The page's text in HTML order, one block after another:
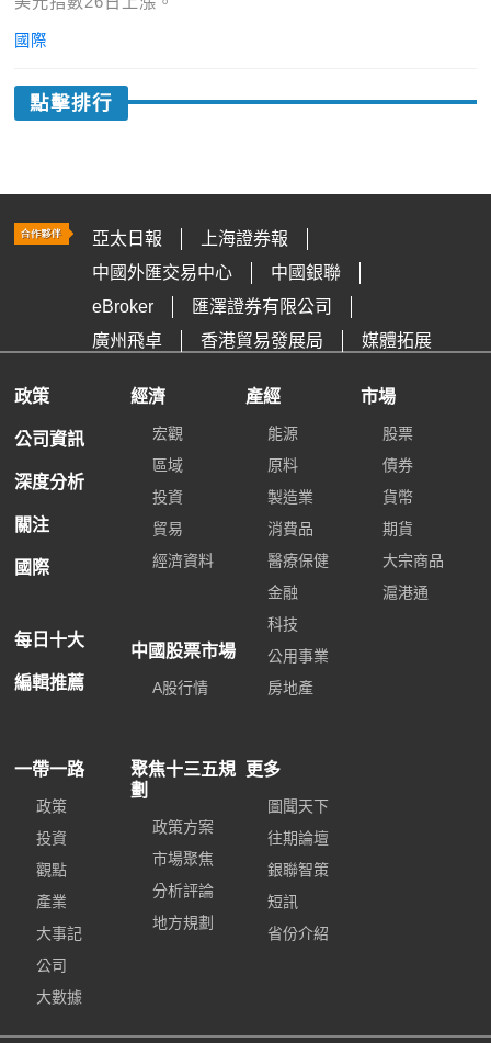
國際
點擊排行
亞太日報
上海證券報
中國外匯交易中心
中國銀聯
eBroker
匯澤證券有限公司
廣州飛卓
香港貿易發展局 媒體拓展
政策
公司資訊
深度分析
關注
國際
每日十大
編輯推薦
經濟
宏觀
區域
投資
貿易
經濟資料
中國股票市場
A股行情
產經
能源
原料
製造業
消費品
醫療保健
金融
科技
公用事業
房地產
市場
股票
債券
貨幣
期貨
大宗商品
滬港通
一帶一路
政策
投資
觀點
產業
大事記
公司
大數據
聚焦十三五規
劃
政策方案
市場聚焦
分析評論
地方規劃
更多
圖聞天下
往期論壇
銀聯智策
短訊
省份介紹